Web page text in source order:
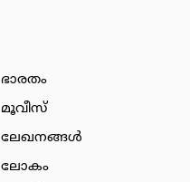
ഭാരതം
മൂവീസ്
ലേഖനങ്ങള്‍
ലോകം